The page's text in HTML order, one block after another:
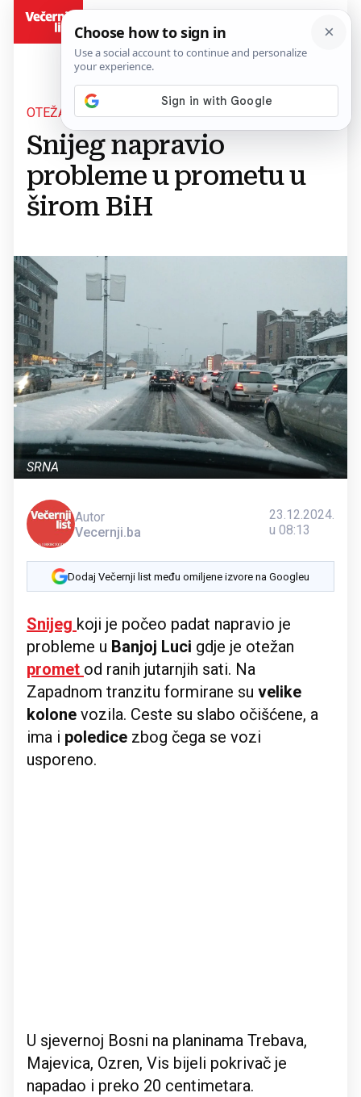
OTEŽAN PROMET
Snijeg napravio
probleme u prometu u
širom BiH
SRNA
Autor
Vecernji.ba
23.12.2024.
u 08:13
Dodaj Večernji list među omiljene izvore na Googleu
Snijeg koji je počeo padat napravio je
probleme u Banjoj Luci gdje je otežan
promet od ranih jutarnjih sati. Na
Zapadnom tranzitu formirane su velike
kolone vozila. Ceste su slabo očišćene, a
ima i poledice zbog čega se vozi
usporeno.
U sjevernoj Bosni na planinama Trebava,
Majevica, Ozren, Vis bijeli pokrivač je
napadao i preko 20 centimetara.